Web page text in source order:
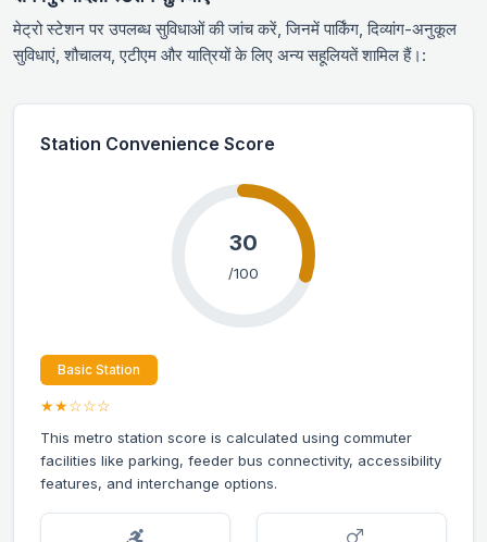
मेट्रो स्टेशन पर उपलब्ध सुविधाओं की जांच करें, जिनमें पार्किंग, दिव्यांग-अनुकूल
सुविधाएं, शौचालय, एटीएम और यात्रियों के लिए अन्य सहूलियतें शामिल हैं।:
Station Convenience Score
30
/100
Basic Station
★★☆☆☆
This metro station score is calculated using commuter
facilities like parking, feeder bus connectivity, accessibility
features, and interchange options.